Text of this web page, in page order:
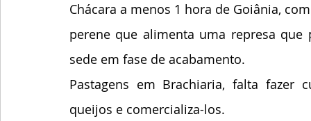
Chácara a menos 1 hora de Goiânia,
perene que alimenta uma represa que
sede em fase de acabamento.
Pastagens em Brachiaria, falta
queijos e comercializa-los.